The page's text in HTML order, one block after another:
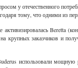
у отечественного
тому, что одними из
Beretta
на крупных заказчиков и
использовали мощную